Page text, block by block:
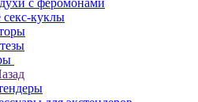
с феромонами
куклы